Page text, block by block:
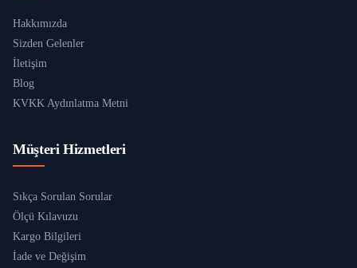
Hakkımızda
Sizden Gelenler
İletişim
Blog
KVKK Aydınlatma Metni
Müşteri Hizmetleri
Sıkça Sorulan Sorular
Ölçü Kılavuzu
Kargo Bilgileri
İade ve Değişim